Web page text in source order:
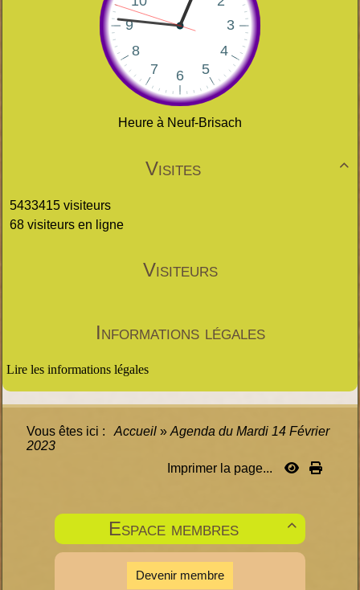
Heure à Neuf-Brisach

Visites
5433415 visiteurs
68 visiteurs en ligne
Visiteurs
Informations légales
Lire les informations légales
Vous êtes ici : Accueil » Agenda du Mardi 14 Février
2023
Imprimer la page...

Espace membres
Devenir membre